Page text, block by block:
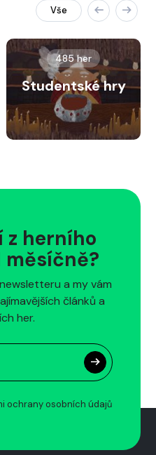
Vše
485 her
Studentské hry
z herního
měsíčně?
a my vám
článků a
her.
ochrany osobních údajů